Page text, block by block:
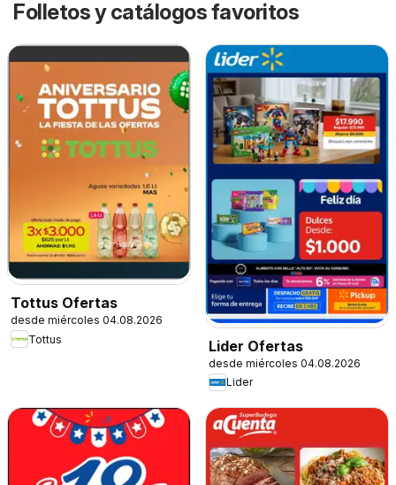
Folletos y catálogos favoritos
Tottus Ofertas
desde miércoles 04.08.2026
Tottus
Lider Ofertas
desde miércoles 04.08.2026
Lider